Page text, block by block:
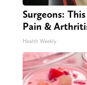
Surgeons:
Pain &
Health Weekly